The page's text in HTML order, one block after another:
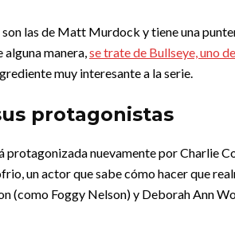
las de Matt Murdock y tiene una
alguna manera,se trate de Bullseye, uno
muy interesante a la serie.
protagonistas
nuevamente por Charlie
un actor que sabe cómo hacer que
(como Foggy Nelson) y Deborah Ann